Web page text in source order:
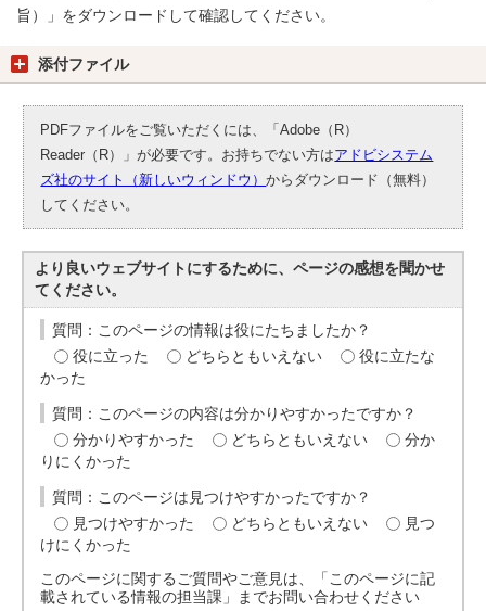
旨）」をダウンロードして確認してください。
添付ファイル
PDFファイルをご覧いただくには、「Adobe（R）
Reader（R）」が必要です。お持ちでない方はアドビシステム
ズ社のサイト（新しいウィンドウ）からダウンロード（無料）
してください。
より良いウェブサイトにするために、ページの感想を聞かせ
てください。
質問：このページの情報は役にたちましたか？
役に立った
どちらともいえない
役に立たな
かった
質問：このページの内容は分かりやすかったですか？
分かりやすかった
どちらともいえない
分か
りにくかった
質問：このページは見つけやすかったですか？
見つけやすかった
どちらともいえない
見つ
けにくかった
このページに関するご質問やご意見は、「このページに記
載されている情報の担当課」までお問い合わせください